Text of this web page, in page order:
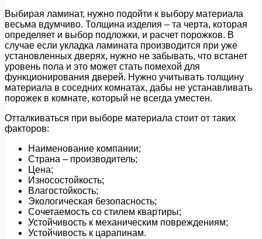
Выбирая ламинат, нужно подойти к выбору материала
весьма вдумчиво. Толщина изделия – та черта, которая
определяет и выбор подложки, и расчет порожков. В
случае если укладка ламината производится при уже
установленных дверях, нужно не забывать, что встанет
уровень пола и это может стать помехой для
функционирования дверей. Нужно учитывать толщину
материала в соседних комнатах, дабы не устанавливать
порожек в комнате, который не всегда уместен.
Отталкиваться при выборе материала стоит от таких
факторов:
Наименование компании;
Страна – производитель;
Цена;
Износостойкость;
Влагостойкость;
Экологическая безопасность;
Сочетаемость со стилем квартиры;
Устойчивость к механическим повреждениям;
Устойчивость к царапинам.